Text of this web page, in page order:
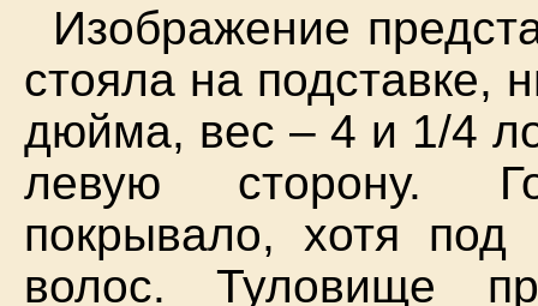
Изображение
стояла на подставке,
дюйма, вес – 4 и 1/4
левую сторону.
покрывало, хотя
волос. Туловище